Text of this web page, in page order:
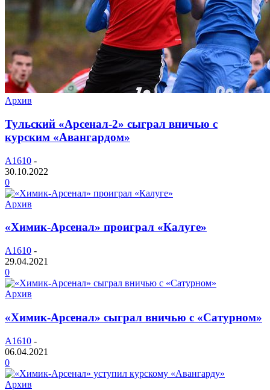
Архив
Тульский «Арсенал-2» сыграл вничью с
курским «Авангардом»
A1610 -
30.10.2022
0
Архив
«Химик-Арсенал» проиграл «Калуге»
A1610 -
29.04.2021
0
Архив
«Химик-Арсенал» сыграл вничью с «Сатурном»
A1610 -
06.04.2021
0
Архив